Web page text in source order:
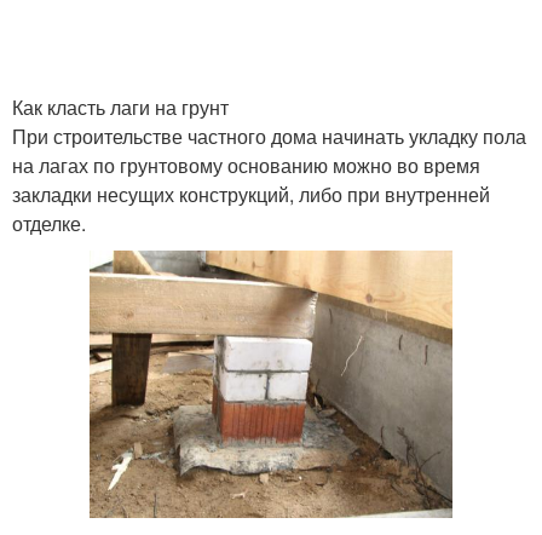
Как класть лаги на грунт
При строительстве частного дома начинать укладку пола
на лагах по грунтовому основанию можно во время
закладки несущих конструкций, либо при внутренней
отделке.